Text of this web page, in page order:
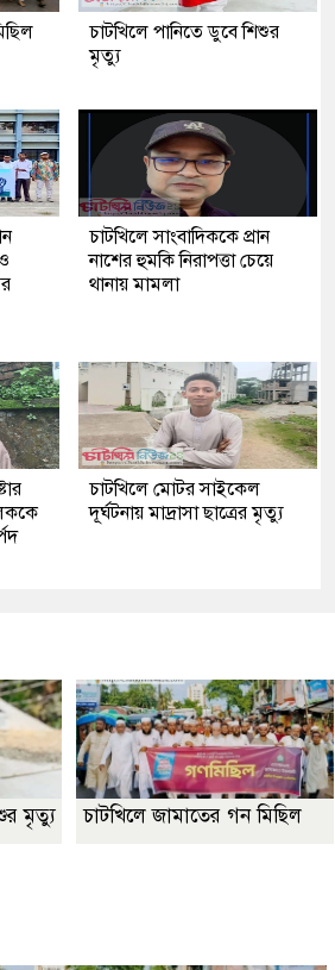
চাটখিলে পানিতে ডুবে শিশুর
মৃত্যু
চাটখিলে সাংবাদিককে প্রান
নাশের হুমকি নিরাপত্তা চেয়ে
থানায় মামলা
চাটখিলে মোটর সাইকেল
দূর্ঘটনায় মাদ্রাসা ছাত্রের মৃত্যু
মৃত্যু চাটখিলে জামাতের গন মিছিল